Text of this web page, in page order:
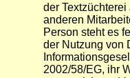
der
anderen
Person steht es
der Nutzung von
2002/58/EG, ihr